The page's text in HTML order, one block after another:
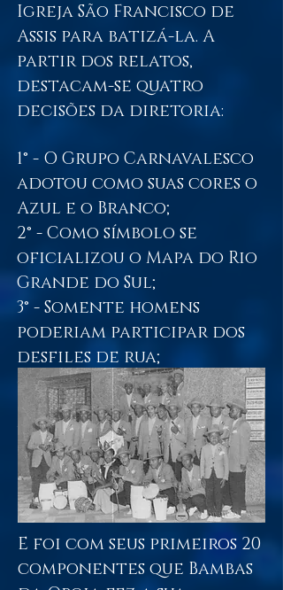
Igreja São Francisco de
Assis para batizá-la. A
partir dos relatos,
destacam-se quatro
decisões da diretoria:
1° - O Grupo Carnavalesco
adotou como suas cores o
Azul e o Branco;
2° - Como símbolo se
oficializou o Mapa do Rio
Grande do Sul;
3° - Somente homens
poderiam participar dos
desfiles de rua;
4° - O número máximo de
desfilantes não
ultrapassaria a 20 pessoas.
E foi com seus primeiros 20
componentes que Bambas